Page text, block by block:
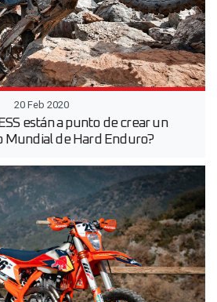
20 Feb 2020
están a punto de crear un
Mundial de Hard Enduro?